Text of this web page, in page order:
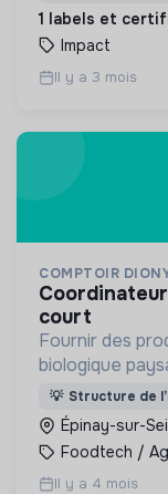
1 labels et
Impact
Il y a 3 mois
COMPTOIR
coordinateur·rice de ventes en circuit
court
Fournir des
biologique
créer un lien
vente
💡 Structure de
Épinay-sur-
Foodtech /
Il y a 4 mois